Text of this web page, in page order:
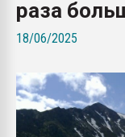
раза
18/06/2025